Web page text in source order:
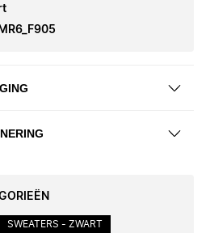
SWEATERS - ZWART